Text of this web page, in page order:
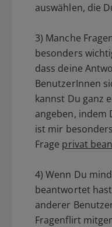
auswählen, die
3) Manche
besonders
dass deine
BenutzerInnen
kannst Du ganz
angeben, indem
ist mir
Frage privat
4) Wenn Du
beantwortet
anderer
Fragenflirt